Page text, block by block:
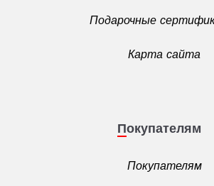
Подарочные
Карта сайта
Покупателям
Покупателям